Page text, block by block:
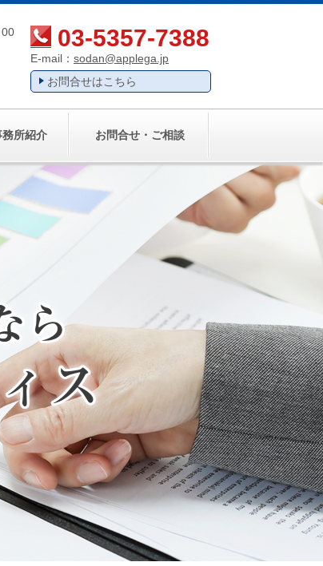
00
03-5357-7388
E-mail： sodan@applega.jp
お問合せはこちら
務所紹介 お問合せ・ご相談